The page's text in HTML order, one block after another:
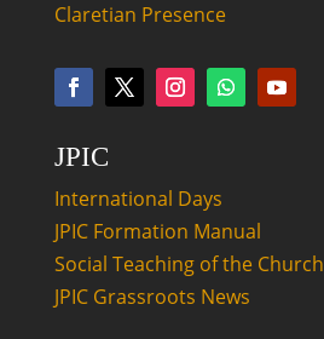
Claretian Presence
JPIC
International Days
JPIC Formation Manual
Social Teaching of the Church
JPIC Grassroots News